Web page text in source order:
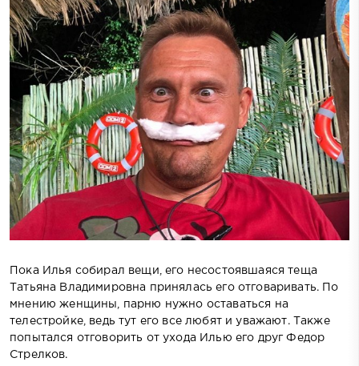
Пока Илья собирал вещи, его несостоявшаяся теща
Татьяна Владимировна принялась его отговаривать. По
мнению женщины, парню нужно оставаться на
телестройке, ведь тут его все любят и уважают. Также
попытался отговорить от ухода Илью его друг Федор
Стрелков.